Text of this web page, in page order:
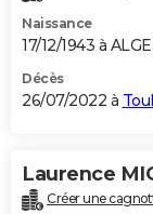
Naissance
17/12/1943 à
Décès
26/07/2022 à
Laurence
Créer une